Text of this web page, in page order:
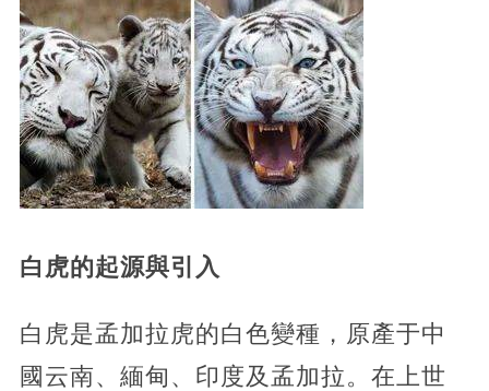
白虎的起源與引入
白虎是孟加拉虎的白色變種，原產于中
國云南、緬甸、印度及孟加拉。在上世